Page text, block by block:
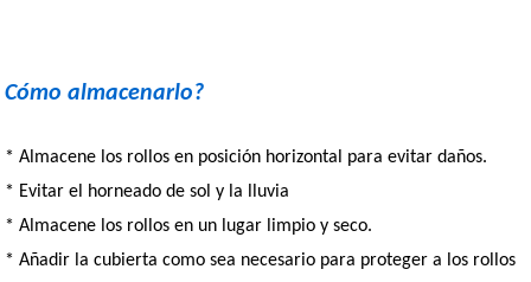
Cómo almacenarlo?
* Almacene los rollos en posición horizontal para evitar daños.
* Evitar el horneado de sol y la lluvia
* Almacene los rollos en un lugar limpio y seco.
* Añadir la cubierta como sea necesario para proteger a los rollos